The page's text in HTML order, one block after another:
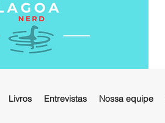
Livros Entrevistas Nossa equipe